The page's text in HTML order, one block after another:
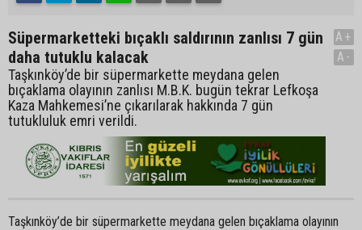
Süpermarketteki bıçaklı saldırının zanlısı 7 gün
daha tutuklu kalacak
Taşkınköy’de bir süpermarkette meydana gelen
bıçaklama olayının zanlısı M.B.K. bugün tekrar Lefkoşa
Kaza Mahkemesi’ne çıkarılarak hakkında 7 gün
tutukluluk emri verildi.
A+
A-
Taşkınköy’de bir süpermarkette meydana gelen bıçaklama olayının